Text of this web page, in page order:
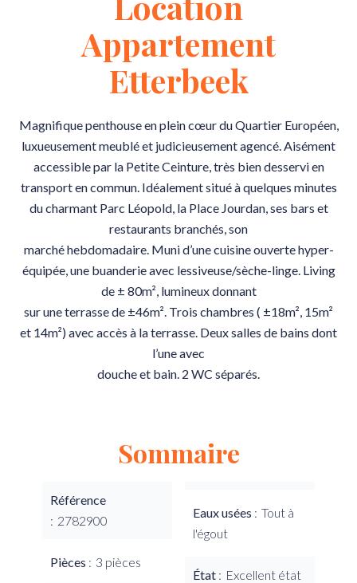
Appartement
Etterbeek
Magnifique penthouse en plein cœur du Quartier Européen,
luxueusement meublé et judicieusement agencé. Aisément
accessible par la Petite Ceinture, très bien desservi en
transport en commun. Idéalement situé à quelques minutes
du charmant Parc Léopold, la Place Jourdan, ses bars et
restaurants branchés, son
marché hebdomadaire. Muni d’une cuisine ouverte hyper-
équipée, une buanderie avec lessiveuse/sèche-linge. Living
de ± 80m², lumineux donnant
sur une terrasse de ±46m². Trois chambres ( ±18m², 15m²
et 14m²) avec accès à la terrasse. Deux salles de bains dont
l’une avec
douche et bain. 2 WC séparés.
Sommaire
Référence
2782900
Pièces 3 pièces
Eaux usées
Tout à
l'égout
État Excellent état